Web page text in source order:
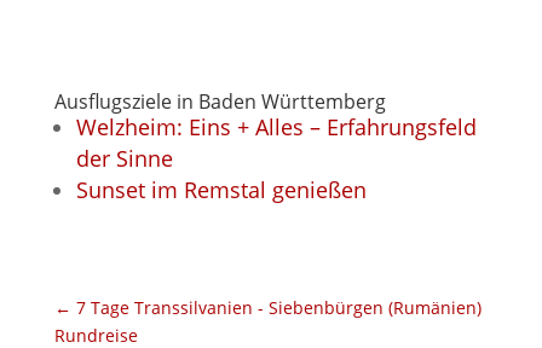
Ausflugsziele in Baden Württemberg
Welzheim: Eins + Alles – Erfahrungsfeld
der Sinne
Sunset im Remstal genießen
← 7 Tage Transsilvanien - Siebenbürgen (Rumänien)
Rundreise